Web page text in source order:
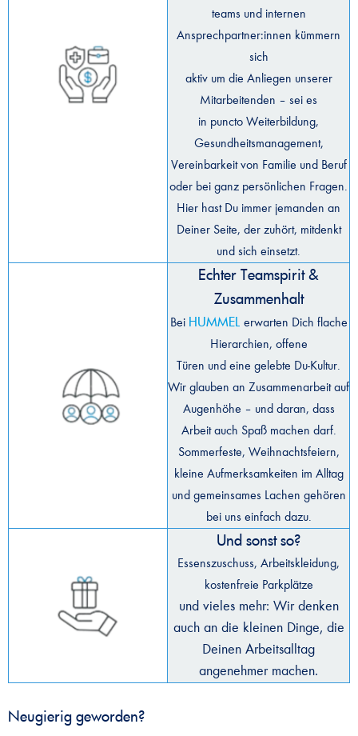
teams und internen
Ansprechpartner:innen kümmern
sich
aktiv um die Anliegen unserer
Mitarbeitenden – sei es
in puncto Weiterbildung,
Gesundheitsmanagement,
Vereinbarkeit von Familie und Beruf
oder bei ganz persönlichen Fragen.
Hier hast Du immer jemanden an
Deiner Seite, der zuhört, mitdenkt
und sich einsetzt.
Echter Teamspirit &
Zusammenhalt
Bei HUMMEL erwarten Dich flache
Hierarchien, offene
Türen und eine gelebte Du-Kultur.
Wir glauben an Zusammenarbeit auf
Augenhöhe – und daran, dass
Arbeit auch Spaß machen darf.
Sommerfeste, Weihnachtsfeiern,
kleine Aufmerksamkeiten im Alltag
und gemeinsames Lachen gehören
bei uns einfach dazu.
Und sonst so?
Essenszuschuss, Arbeitskleidung,
kostenfreie Parkplätze
und vieles mehr: Wir denken
auch an die kleinen Dinge, die
Deinen Arbeitsalltag
angenehmer machen.
Neugierig geworden?